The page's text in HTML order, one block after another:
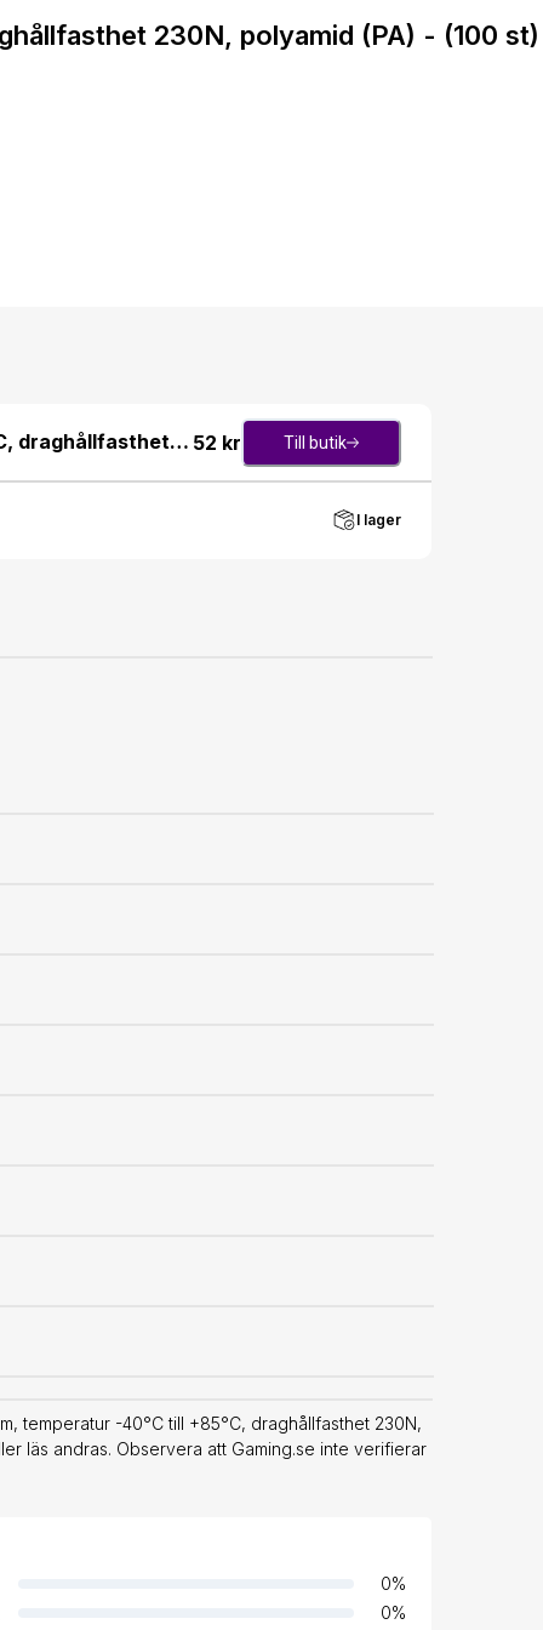
230N, polyamid (PA) - (100 st)
draghållfasthet
52 kr Till butik
I lager
temperatur -40°C till +85°C, draghållfasthet 230N,
läs andras. Observera att Gaming.se inte verifierar
0%
0%